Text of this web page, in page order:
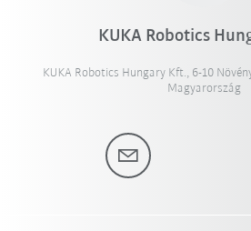
KUKA Robotics
KUKA Robotics Hungary Kft., 6-10
Magyarország